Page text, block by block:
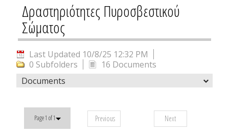
Δραστηριότητες Πυροσβεστικού
Σώματος
Last Updated 10/8/25 12:32 PM
0 Subfolders
16 Documents
Documents
Page 1 of 1 Previous Next